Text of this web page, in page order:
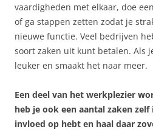
vaardigheden met elkaar, doe
of ga stappen zetten zodat je
nieuwe functie. Veel bedrijven
soort zaken uit kunt betalen. Als
leuker en smaakt het naar meer.
Een deel van het werkplezier
heb je ook een aantal zaken
invloed op hebt en haal daar